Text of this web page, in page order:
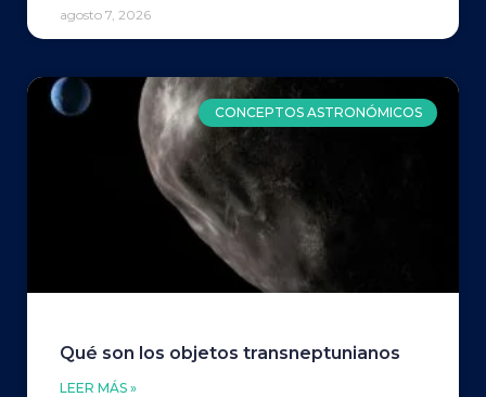
agosto 7, 2026
CONCEPTOS ASTRONÓMICOS
Qué son los objetos transneptunianos
LEER MÁS »